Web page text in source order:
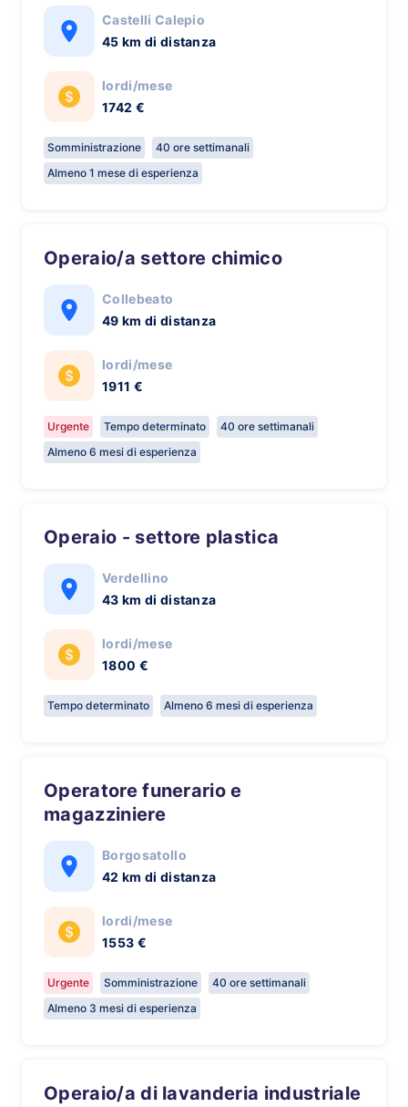
Castelli Calepio
45 km di distanza
lordi/mese
1742 €
Somministrazione
40 ore settimanali
Almeno 1 mese di esperienza
Operaio/a settore chimico
Collebeato
49 km di distanza
lordi/mese
1911 €
Urgente Tempo determinato
40 ore settimanali
Almeno 6 mesi di esperienza
Operaio - settore plastica
Verdellino
43 km di distanza
lordi/mese
1800 €
Tempo determinato Almeno 6 mesi di esperienza
Operatore funerario e
magazziniere
Borgosatollo
42 km di distanza
lordi/mese
1553 €
Urgente Somministrazione
40 ore settimanali
Almeno 3 mesi di esperienza
Operaio/a di lavanderia industriale